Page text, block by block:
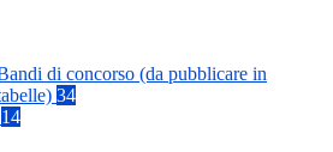
di concorso (da pubblicare in
34
14